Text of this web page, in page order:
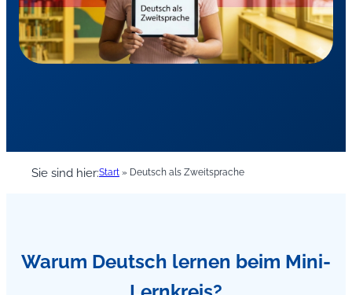
Sie sind hier:Start » Deutsch als Zweitsprache
Warum Deutsch lernen beim Mini-